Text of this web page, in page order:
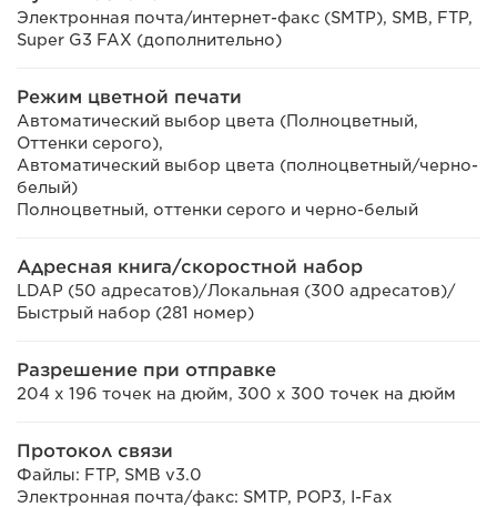
Электронная почта/интернет-факс (SMTP), SMB, FTP,
Super G3 FAX (дополнительно)
Режим цветной печати
Автоматический выбор цвета (Полноцветный,
Оттенки серого),
Автоматический выбор цвета (полноцветный/черно-
белый)
Полноцветный, оттенки серого и черно-белый
Адресная книга/скоростной набор
LDAP (50 адресатов)/Локальная (300 адресатов)/
Быстрый набор (281 номер)
Разрешение при отправке
204 x 196 точек на дюйм, 300 x 300 точек на дюйм
Протокол связи
Файлы: FTP, SMB v3.0
Электронная почта/факс: SMTP, POP3, I-Fax